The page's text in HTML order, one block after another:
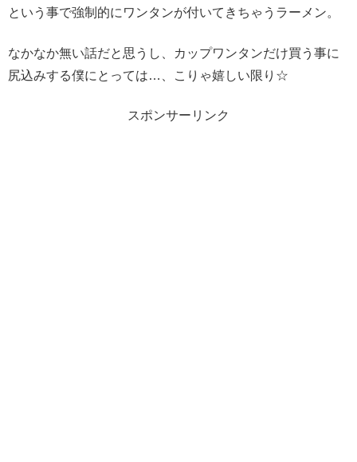
という事で強制的にワンタンが付いてきちゃうラーメン。
なかなか無い話だと思うし、カップワンタンだけ買う事に
尻込みする僕にとっては…、こりゃ嬉しい限り☆
スポンサーリンク